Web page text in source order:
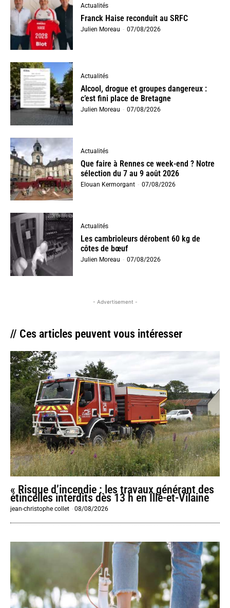
Actualités
Franck Haise reconduit au SRFC
Julien Moreau - 07/08/2026
Actualités
Alcool, drogue et groupes dangereux :
c’est fini place de Bretagne
Julien Moreau - 07/08/2026
Actualités
Que faire à Rennes ce week-end ? Notre
sélection du 7 au 9 août 2026
Elouan Kermorgant - 07/08/2026
Actualités
Les cambrioleurs dérobent 60 kg de
côtes de bœuf
Julien Moreau - 07/08/2026
- Advertisement -
// Ces articles peuvent vous intéresser
« Risque d’incendie : les travaux générant des
étincelles interdits dès 13 h en Ille-et-Vilaine
jean-christophe collet -08/08/2026